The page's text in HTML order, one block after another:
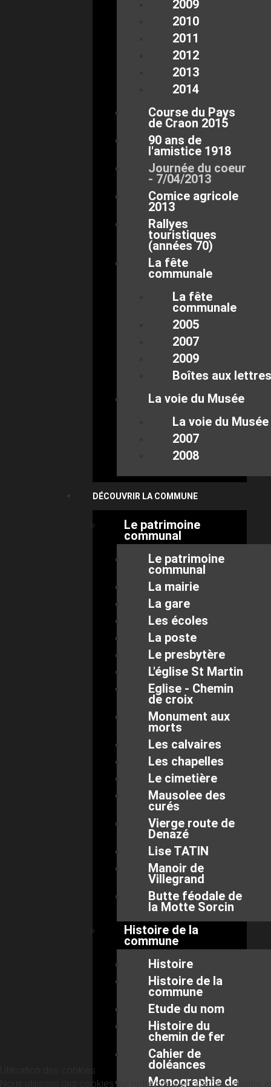
2009
2010
2011
2012
2013
2014
Course du Pays
de Craon 2015
90 ans de
l'amistice 1918
Journée du coeur
- 7/04/2013
Comice agricole
2013
Rallyes
touristiques
(années 70)
La fête
communale
La fête
communale
2005
2007
2009
Boîtes aux lettres
La voie du Musée
La voie du Musée
2007
2008
DÉCOUVRIR LA COMMUNE
Le patrimoine
communal
Le patrimoine
communal
La mairie
La gare
Les écoles
La poste
Le presbytère
L'église St Martin
Eglise - Chemin
de croix
Monument aux
morts
Les calvaires
Les chapelles
Le cimetière
Mausolee des
curés
Vierge route de
Denazé
Lise TATIN
Manoir de
Villegrand
Butte féodale de
la Motte Sorcin
Histoire de la
commune
Histoire
Histoire de la
commune
Etude du nom
Histoire du
chemin de fer
Cahier de
doléances
Monographie de
Utilisation des cookies
Nous utilisons des cookies sur notre site web. Certains d’entre